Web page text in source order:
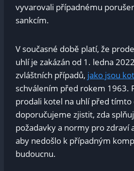
vyvarovali‍ případnému
sankcím.
V současné době platí, že
uhlí je zakázán od​ 1. ⁢ledna
zvláštních​ případů, jako jsou
schválením před rokem 1963.
prodali kotel na ​uhlí před‍ tímto
doporučujeme ‌zjistit, ⁣zda‌
požadavky ‍a ​normy pro zdraví
⁢aby nedošlo k případným
budoucnu.